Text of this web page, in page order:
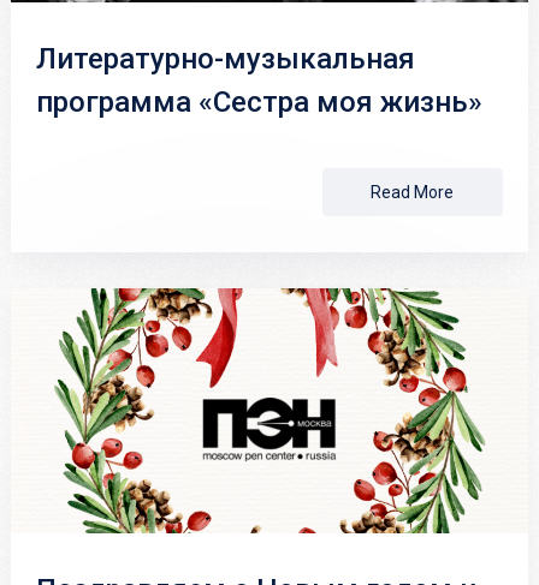
Литературно-музыкальная
программа «Сестра моя жизнь»
Read More